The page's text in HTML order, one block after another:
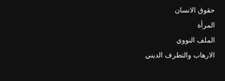
حقوق الانسان
المرأة
الملف النووي
الارهاب والتطرف الديني